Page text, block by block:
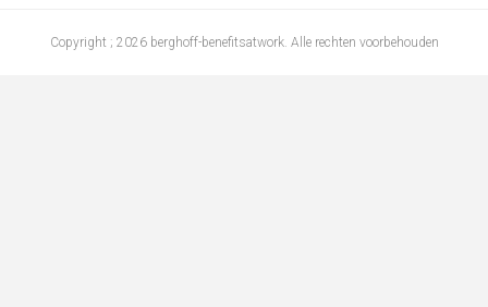
Copyright ; 2026 berghoff-benefitsatwork. Alle rechten voorbehouden